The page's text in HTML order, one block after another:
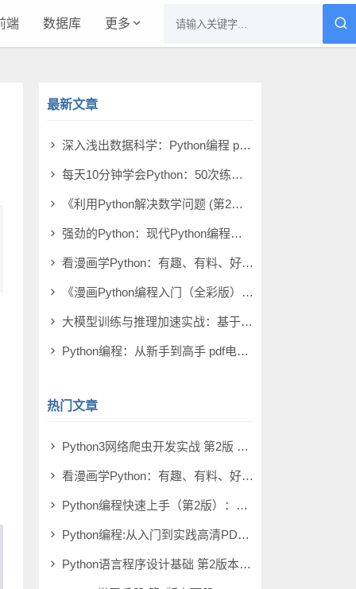
端 数据库 更多
最新文章
深入浅出数据科学：Python编程 pdf电子书[32MB]
每天10分钟学会Python：50次练习掌握一门语言 pdf电子书[9MB]
《利用Python解决数学问题 (第2版)》萨姆·莫利 pdf电子书[79MB]
强劲的Python：现代Python编程的模式与策略 pdf电子书[29MB]
看漫画学Python：有趣、有料、好玩、好用（全彩）（第3版） pdf电子书[20MB]
《漫画Python编程入门（全彩版）》李艮基 pdf电子书[38MB]
大模型训练与推理加速实战：基于CUDA计算平台（Python版） pdf电子书[4MB]
Python编程：从新手到高手 pdf电子书[95MB]
热门文章
Python3网络爬虫开发实战 第2版 PDF电子书 [503MB]
看漫画学Python：有趣、有料、好玩、好用（全彩版） PDF电子书 [67MB]
Python编程快速上手（第2版）：让繁琐工作自动化 PDF电子书 [17MB]
Python编程:从入门到实践高清PDF [12MB]
Python语言程序设计基础 第2版本PDF电子书 [37MB]